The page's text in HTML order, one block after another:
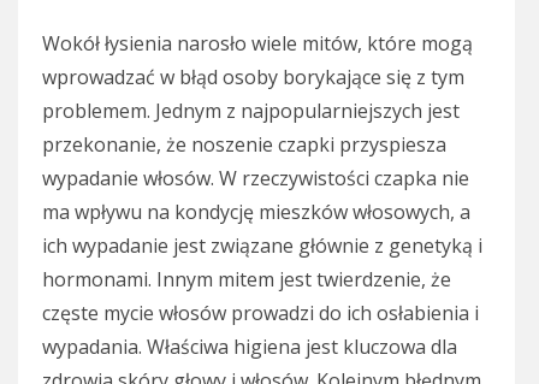
Wokół łysienia narosło wiele mitów, które mogą
wprowadzać w błąd osoby borykające się z tym
problemem. Jednym z najpopularniejszych jest
przekonanie, że noszenie czapki przyspiesza
wypadanie włosów. W rzeczywistości czapka nie
ma wpływu na kondycję mieszków włosowych, a
ich wypadanie jest związane głównie z genetyką i
hormonami. Innym mitem jest twierdzenie, że
częste mycie włosów prowadzi do ich osłabienia i
wypadania. Właściwa higiena jest kluczowa dla